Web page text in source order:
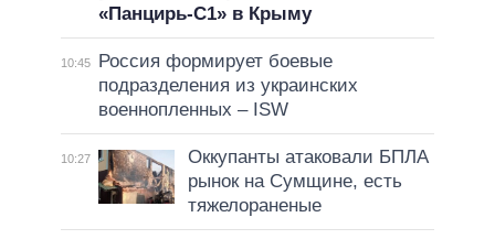
«Панцирь-С1» в Крыму
10:45
Россия формирует боевые
подразделения из украинских
военнопленных – ISW
10:27
Оккупанты атаковали БПЛА
рынок на Сумщине, есть
тяжелораненые